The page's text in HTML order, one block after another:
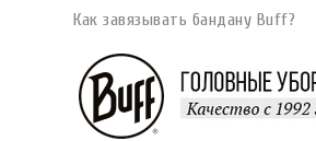
Как завязывать бандану Buff?